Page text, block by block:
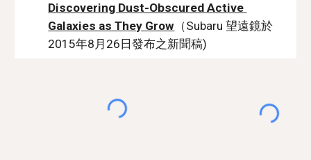
Discovering Dust-Obscured Active
Galaxies as They Grow （Subaru 望遠鏡於
2015年8月26日發布之新聞稿)